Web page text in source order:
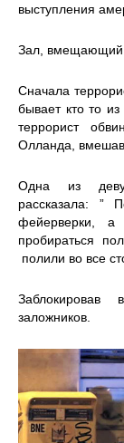
выступления
Зал, вмещающий
Сначала
бывает кто то из
террорист
Олланда,
Одна из
рассказала: ”
фейерверки,
пробираться
полили во все
Заблокировав
заложников.